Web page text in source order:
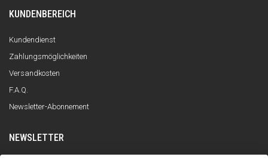
KUNDENBEREICH
Kundendienst
Zahlungsmöglichkeiten
Versandkosten
F.A.Q.
Newsletter-Abonnement
NEWSLETTER